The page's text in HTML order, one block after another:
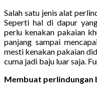
Salah satu jenis alat
Seperti hal di dapur
perlu kenakan pakaian
panjang sampai
mesti kenakan pakaian
cuma jadi baju luar saja.
Membuat perlindungan